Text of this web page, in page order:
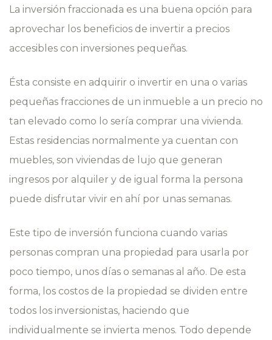
La inversión fraccionada es una buena opción para
aprovechar los beneficios de invertir a precios
accesibles con inversiones pequeñas.
Ésta consiste en adquirir o invertir en una o varias
pequeñas fracciones de un inmueble a un precio no
tan elevado como lo sería comprar una vivienda.
Estas residencias normalmente ya cuentan con
muebles, son viviendas de lujo que generan
ingresos por alquiler y de igual forma la persona
puede disfrutar vivir en ahí por unas semanas.
Este tipo de inversión funciona cuando varias
personas compran una propiedad para usarla por
poco tiempo, unos días o semanas al año. De esta
forma, los costos de la propiedad se dividen entre
todos los inversionistas, haciendo que
individualmente se invierta menos. Todo depende